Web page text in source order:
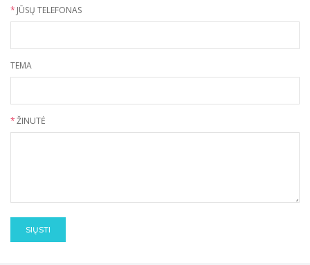
* JŪSŲ TELEFONAS
TEMA
*ŽINUTĖ
SIŲSTI